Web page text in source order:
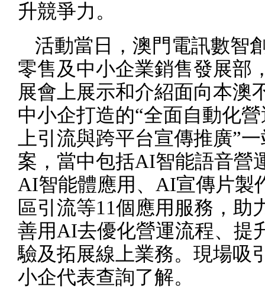
升競爭力。
活動當日，澳門電訊數智
零售及中小企業銷售發展部
展會上展示和介紹面向本澳
中小企打造的“全面自動化營
上引流與跨平台宣傳推廣”
案，當中包括AI智能語音營
AI智能體應用、 AI宣傳片製
區引流等11個應用服務，助
善用AI去優化營運流程、提
驗及拓展線上業務。現場吸
小企代表查詢了解。